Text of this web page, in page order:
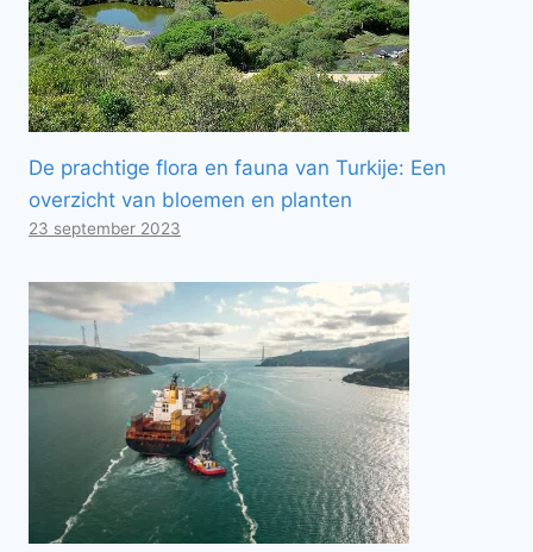
De prachtige flora en fauna van Turkije: Een
overzicht van bloemen en planten
23 september 2023